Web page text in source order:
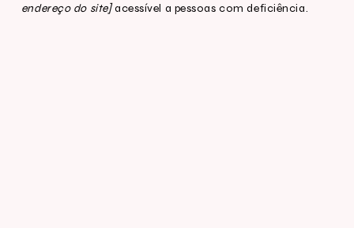
endereço do site]acessível a pessoas com deficiência.